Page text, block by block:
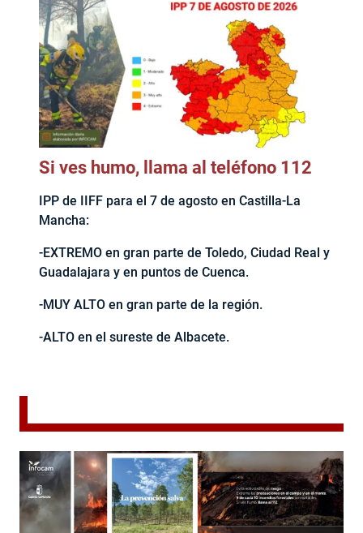
Si ves humo, llama al teléfono 112
IPP de IIFF para el 7 de agosto en Castilla-La
Mancha:
-EXTREMO en gran parte de Toledo, Ciudad Real y
Guadalajara y en puntos de Cuenca.
-MUY ALTO en gran parte de la región.
-ALTO en el sureste de Albacete.